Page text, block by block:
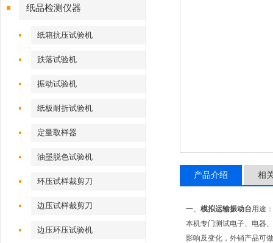
纸品检测仪器
纸箱抗压试验机
跌落试验机
振动试验机
纸板耐折试验机
定量取样器
油墨脱色试验机
环压试样裁剪刀
边压试样裁剪刀
边压环压试验机
产品介绍 相
一、 模拟运输振动台用途：
本机专门测试电子、电器
影响及变化，外销产品可